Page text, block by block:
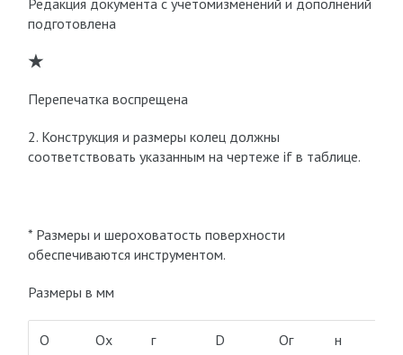
Редакция документа с учетомизменений и дополнений
подготовлена
★
Перепечатка воспрещена
2. Конструкция и размеры колец должны
соответствовать указанным на чертеже if в таблице.
* Размеры и шероховатость поверхности
обеспечиваются инструментом.
Размеры в мм
О Ох г D Ог н